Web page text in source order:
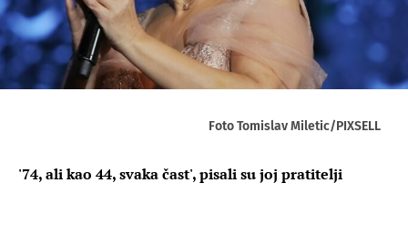
Foto Tomislav Miletic/PIXSELL
'74, ali kao 44, svaka čast', pisali su joj pratitelji